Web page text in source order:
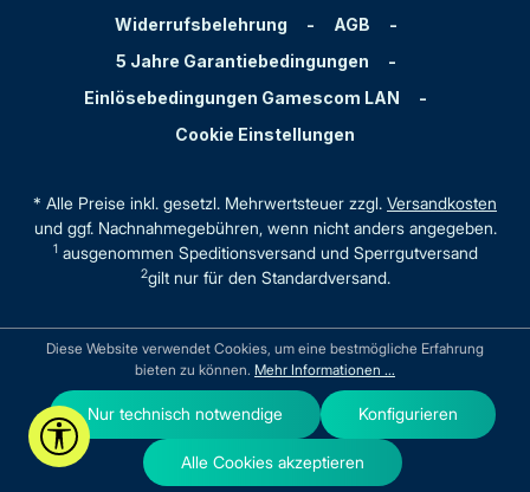
Widerrufsbelehrung
- AGB
-
5 Jahre Garantiebedingungen
-
Einlösebedingungen Gamescom LAN
-
Cookie Einstellungen
* Alle Preise inkl. gesetzl. Mehrwertsteuer zzgl. Versandkosten
und ggf. Nachnahmegebühren, wenn nicht anders angegeben.
1ausgenommen Speditionsversand und Sperrgutversand
2gilt nur für den Standardversand.
Werkzeugleiste anzeigen
Diese Website verwendet Cookies, um eine bestmögliche Erfahrung
bieten zu können. Mehr Informationen ...
Nur technisch notwendige Konfigurieren
Alle Cookies akzeptieren